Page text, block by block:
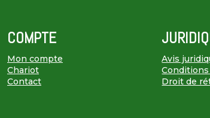
COMPTE
Mon compte
Chariot
Contact
Avis
Droit de